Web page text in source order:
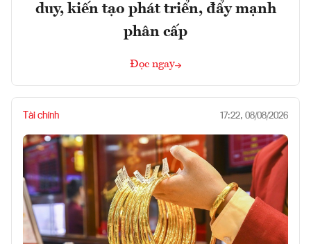
duy, kiến tạo phát triển, đẩy mạnh
phân cấp
Đọc ngay
Tài chính 17:22, 08/08/2026